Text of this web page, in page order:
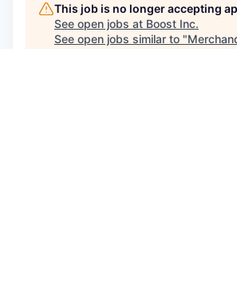
This job is no longer accepting
See open jobs at Boost Inc.
See open jobs similar to "